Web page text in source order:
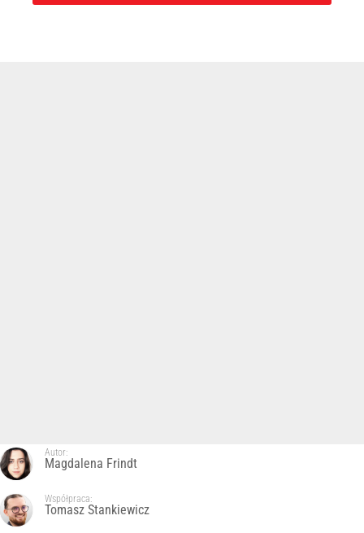
Autor:
Magdalena Frindt
Współpraca:
Tomasz Stankiewicz